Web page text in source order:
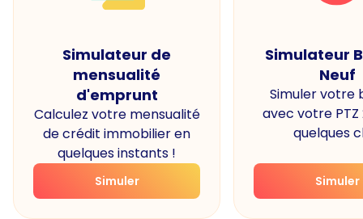
Simulateur de
mensualité
d'emprunt
Calculez votre mensualité
de crédit immobilier en
quelques instants !
Simuler
Simulateur
Neuf
Simuler votre
avec votre PTZ
quelques
Simuler